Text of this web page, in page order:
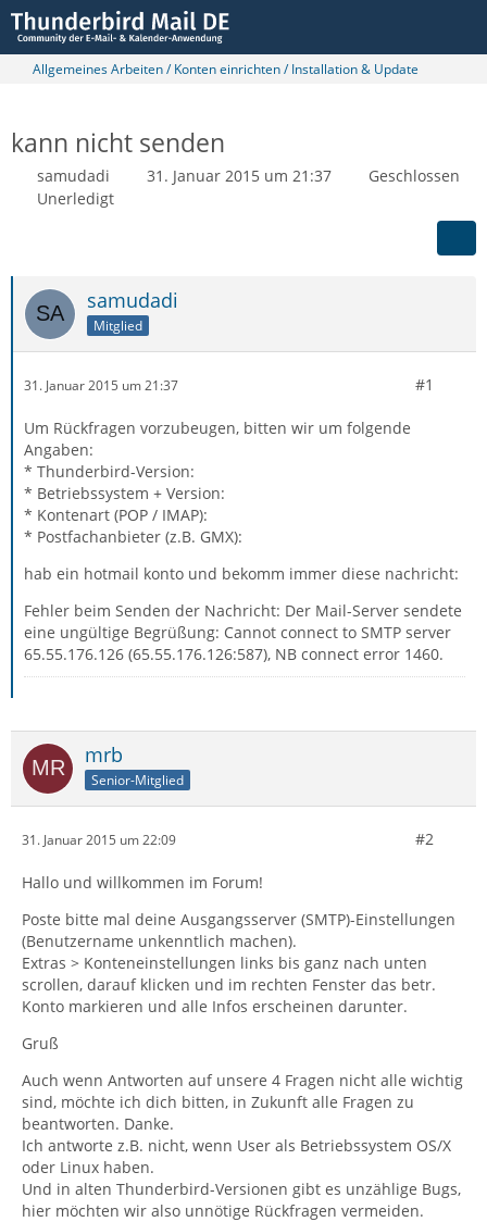
Allgemeines Arbeiten / Konten einrichten / Installation & Update
kann nicht senden
samudadi 31. Januar 2015 um 21:37
Geschlossen
Unerledigt
samudadi
Mitglied
31. Januar 2015 um 21:37 #1
Um Rückfragen vorzubeugen, bitten wir um folgende
Angaben:
* Thunderbird-Version:
* Betriebssystem + Version:
* Kontenart (POP / IMAP):
* Postfachanbieter (z.B. GMX):
hab ein hotmail konto und bekomm immer diese nachricht:
Fehler beim Senden der Nachricht: Der Mail-Server sendete
eine ungültige Begrüßung: Cannot connect to SMTP server
65.55.176.126 (65.55.176.126:587), NB connect error 1460.
mrb
Senior-Mitglied
31. Januar 2015 um 22:09 #2
Hallo und willkommen im Forum!
Poste bitte mal deine Ausgangsserver (SMTP)-Einstellungen
(Benutzername unkenntlich machen).
Extras > Konteneinstellungen links bis ganz nach unten
scrollen, darauf klicken und im rechten Fenster das betr.
Konto markieren und alle Infos erscheinen darunter.
Gruß
Auch wenn Antworten auf unsere 4 Fragen nicht alle wichtig
sind, möchte ich dich bitten, in Zukunft alle Fragen zu
beantworten. Danke.
Ich antworte z.B. nicht, wenn User als Betriebssystem OS/X
oder Linux haben.
Und in alten Thunderbird-Versionen gibt es unzählige Bugs,
hier möchten wir also unnötige Rückfragen vermeiden.